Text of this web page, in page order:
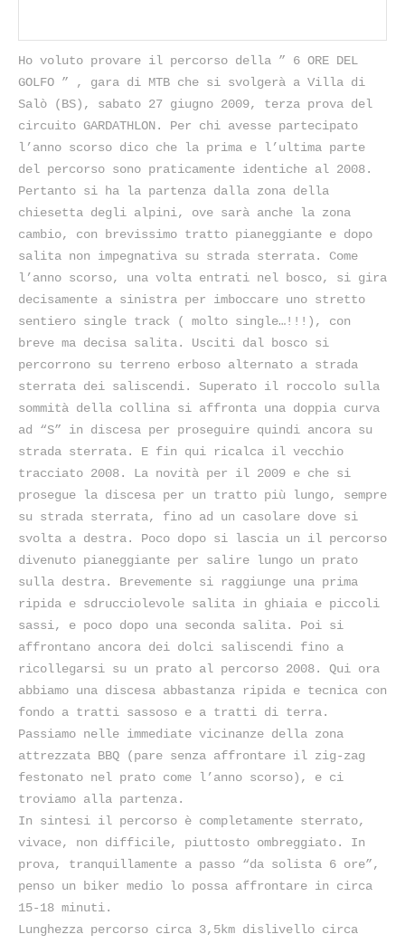
Ho voluto provare il percorso della ” 6 ORE DEL
GOLFO ” , gara di MTB che si svolgerà a Villa di
Salò (BS), sabato 27 giugno 2009, terza prova del
circuito GARDATHLON. Per chi avesse partecipato
l’anno scorso dico che la prima e l’ultima parte
del percorso sono praticamente identiche al 2008.
Pertanto si ha la partenza dalla zona della
chiesetta degli alpini, ove sarà anche la zona
cambio, con brevissimo tratto pianeggiante e dopo
salita non impegnativa su strada sterrata. Come
l’anno scorso, una volta entrati nel bosco, si gira
decisamente a sinistra per imboccare uno stretto
sentiero single track ( molto single…!!!), con
breve ma decisa salita. Usciti dal bosco si
percorrono su terreno erboso alternato a strada
sterrata dei saliscendi. Superato il roccolo sulla
sommità della collina si affronta una doppia curva
ad “S” in discesa per proseguire quindi ancora su
strada sterrata. E fin qui ricalca il vecchio
tracciato 2008. La novità per il 2009 e che si
prosegue la discesa per un tratto più lungo, sempre
su strada sterrata, fino ad un casolare dove si
svolta a destra. Poco dopo si lascia un il percorso
divenuto pianeggiante per salire lungo un prato
sulla destra. Brevemente si raggiunge una prima
ripida e sdrucciolevole salita in ghiaia e piccoli
sassi, e poco dopo una seconda salita. Poi si
affrontano ancora dei dolci saliscendi fino a
ricollegarsi su un prato al percorso 2008. Qui ora
abbiamo una discesa abbastanza ripida e tecnica con
fondo a tratti sassoso e a tratti di terra.
Passiamo nelle immediate vicinanze della zona
attrezzata BBQ (pare senza affrontare il zig-zag
festonato nel prato come l’anno scorso), e ci
troviamo alla partenza.
In sintesi il percorso è completamente sterrato,
vivace, non difficile, piuttosto ombreggiato. In
prova, tranquillamente a passo “da solista 6 ore”,
penso un biker medio lo possa affrontare in circa
15-18 minuti.
Lunghezza percorso circa 3,5km dislivello circa